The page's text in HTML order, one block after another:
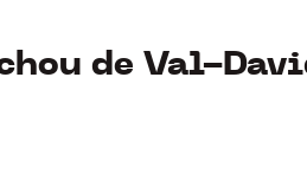
de Val-